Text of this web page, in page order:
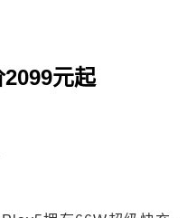
元起